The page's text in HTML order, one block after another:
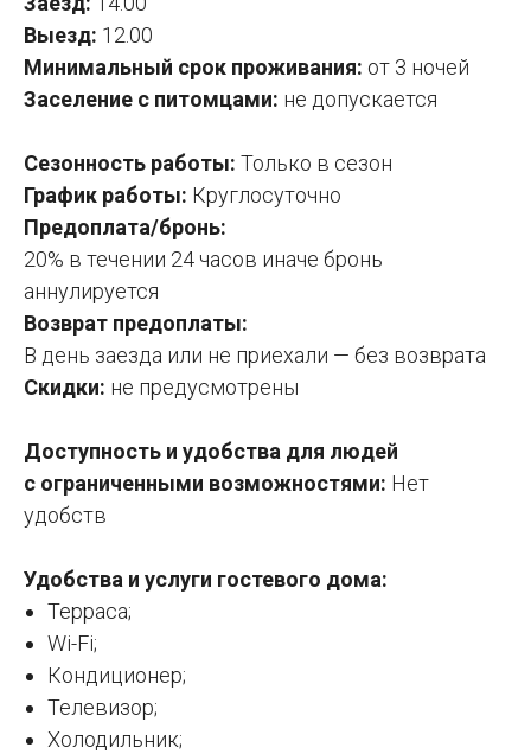
Выезд: 12.00
Минимальный срок проживания: от 3 ночей
Заселение с питомцами: не допускается
Сезонность работы: Только в сезон
График работы: Круглосуточно
Предоплата/бронь:
20% в течении 24 часов иначе бронь
аннулируется
Возврат предоплаты:
В день заезда или не приехали — без возврата
Скидки: не предусмотрены
Доступность и удобства для людей
с ограниченными возможностями: Нет
удобств
Удобства и услуги гостевого дома:
Терраса;
Wi-Fi;
Кондиционер;
Телевизор;
Холодильник;